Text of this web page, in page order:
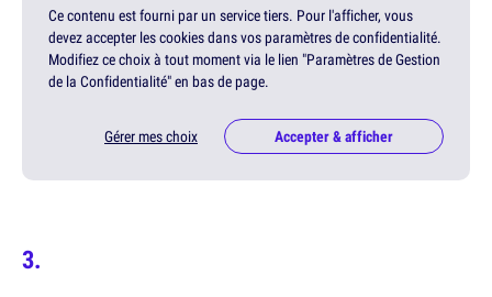
Ce contenu est fourni par un service tiers. Pour l'afficher, vous
devez accepter les cookies dans vos paramètres de confidentialité.
Modifiez ce choix à tout moment via le lien "Paramètres de Gestion
de la Confidentialité" en bas de page.
Gérer mes choix Accepter & afficher